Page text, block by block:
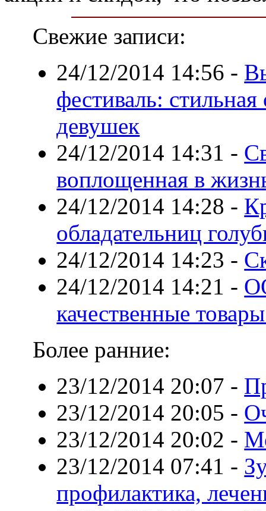
Свежие записи:
24/12/2014 14:56 -
фестиваль:
девушек
24/12/2014 14:31 -
воплощенная в
24/12/2014 14:28 -
обладательниц
24/12/2014 14:23 -
24/12/2014 14:21 -
качественные
Более ранние:
23/12/2014 20:07 -
23/12/2014 20:05 -
23/12/2014 20:02 -
23/12/2014 07:41 -
профилактика,